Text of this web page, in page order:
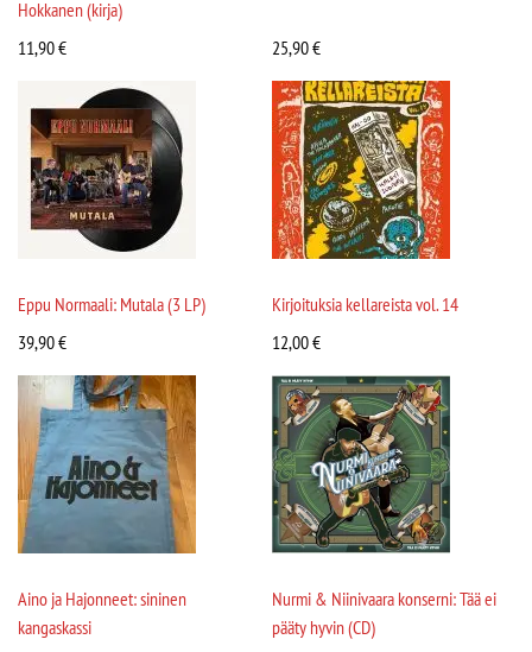
Hokkanen (kirja)
11,90€ 25,90€
Eppu Normaali: Mutala (3 LP)
39,90€
Kirjoituksia kellareista vol. 14
12,00€
Aino ja Hajonneet: sininen
kangaskassi
Nurmi & Niinivaara konserni: Tää ei
pääty hyvin (CD)